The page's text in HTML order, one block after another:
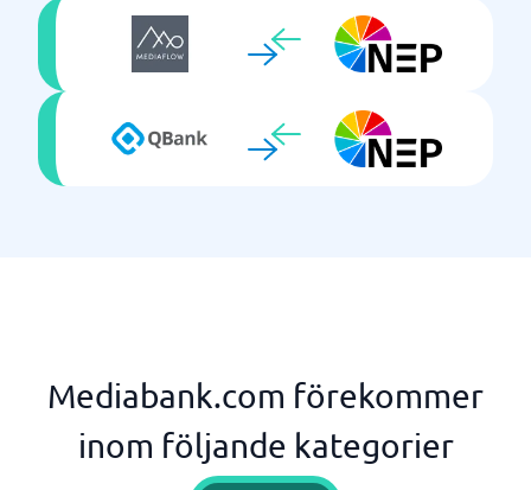
Mediabank.com förekommer
inom följande kategorier